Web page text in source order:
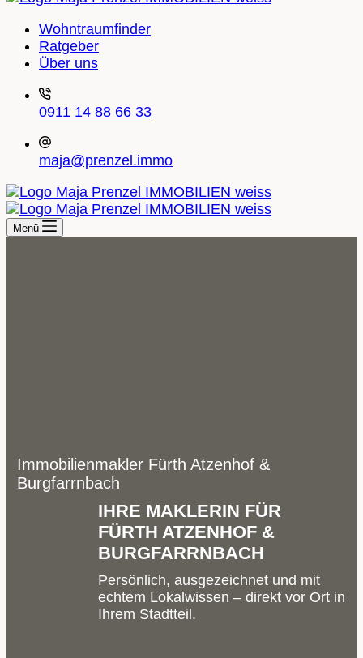
Wohntraumfinder
Ratgeber
Über uns
0911 14 88 66 33
maja@prenzel.immo
Menü
Immobilienmakler Fürth Atzenhof &
Burgfarrnbach
IHRE MAKLERIN FÜR
FÜRTH ATZENHOF &
BURGFARRNBACH
Persönlich, ausgezeichnet und mit
echtem Lokalwissen – direkt vor Ort in
Ihrem Stadtteil.